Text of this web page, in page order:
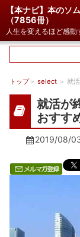
【本ナビ】本のソ
（7856冊）
人生を変えるほど感
トップ＞ select ＞ 就
就活が
おすす
2019/08/